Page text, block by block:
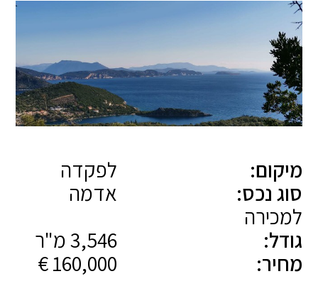
מיקום:
לפקדה
סוג נכס:
אדמה
למכירה
גודל:
3,546 מ"ר
מחיר: